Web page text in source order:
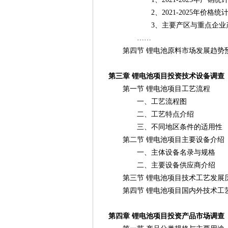
2、2021-2025年价格统计
3、主要产区与重点企业
……
第四节 锂电池原料市场发展趋势
第三章 锂电池项目投资技术设备调查
第一节 锂电池项目工艺流程
一、工艺流程图
二、工艺特点介绍
三、不同地区条件的适用性
第二节 锂电池项目主要设备介绍
一、主体设备名录与规格
二、主要设备供应商介绍
第三节 锂电池项目技术工艺发展
第四节 锂电池项目国内外技术工
第四章 锂电池项目投资产品市场调查